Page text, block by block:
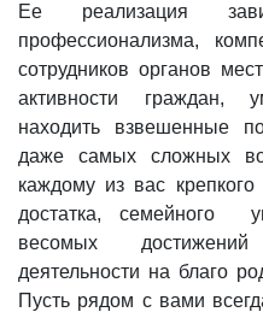
Ее реализация
профессионализма,
сотрудников органов
активности граждан,
находить взвешенные
даже самых сложных
каждому из вас
достатка, семейного
весомых
деятельности на благо
Пусть рядом с вами